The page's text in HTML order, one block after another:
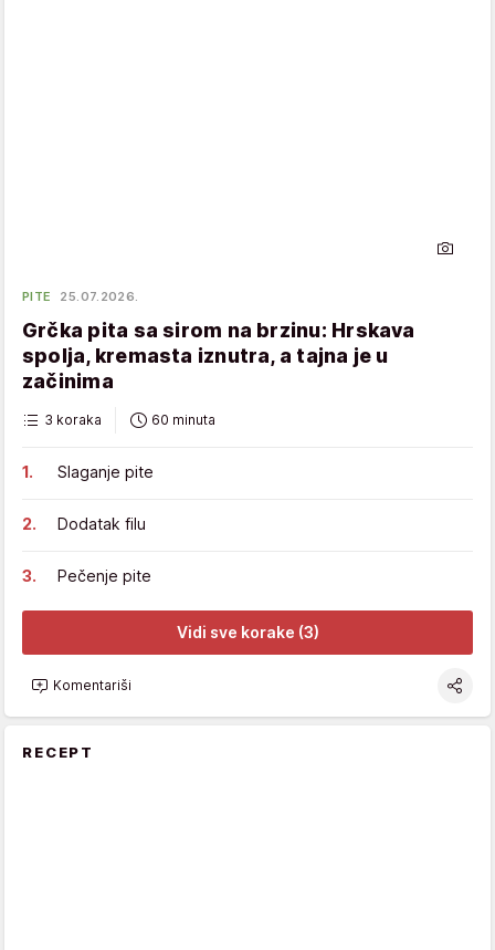
PITE 25.07.2026.
Grčka pita sa sirom na brzinu: Hrskava
spolja, kremasta iznutra, a tajna je u
začinima
3 koraka 60 minuta
Slaganje pite
Dodatak filu
Pečenje pite
Vidi sve korake (3)
Komentariši
RECEPT